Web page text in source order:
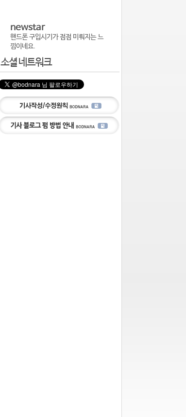
newstar
핸드폰 구입시기가 점점 미뤄지는 느
낌이네요.
소셜 네트워크